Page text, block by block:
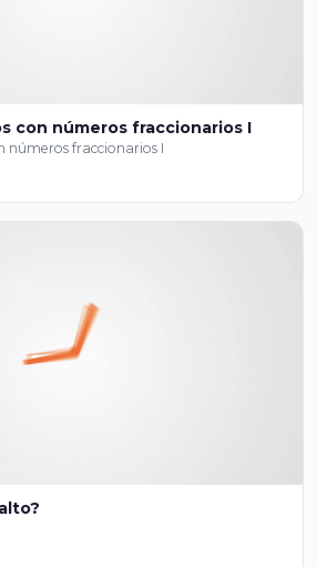
con números fraccionarios I
números fraccionarios I